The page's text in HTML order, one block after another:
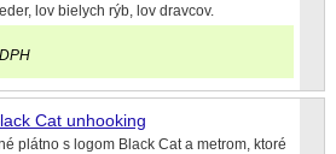
lov bielych rýb, lov dravcov.
Cat unhooking
plátno s logom Black Cat a metrom, ktoré